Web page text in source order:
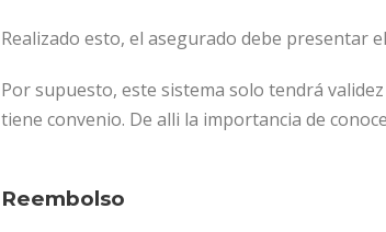
Realizado esto, el asegurado debe presentar
Por supuesto, este sistema solo tendrá
tiene convenio. De alli la importancia de
Reembolso